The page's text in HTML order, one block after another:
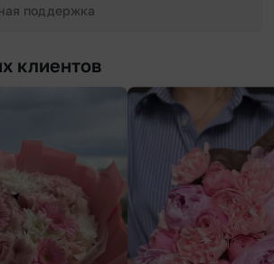
поддержка
клиентов